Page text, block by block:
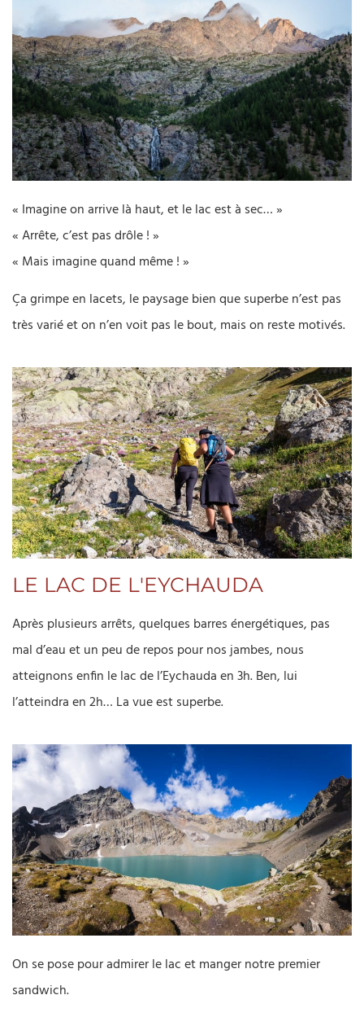
« Imagine on arrive là haut, et le lac est à sec… »
« Arrête, c’est pas drôle ! »
« Mais imagine quand même ! »
Ça grimpe en lacets, le paysage bien que superbe n’est pas
très varié et on n’en voit pas le bout, mais on reste motivés.
LE LAC DE L'EYCHAUDA
Après plusieurs arrêts, quelques barres énergétiques, pas
mal d’eau et un peu de repos pour nos jambes, nous
atteignons enfin le lac de l’Eychauda en 3h. Ben, lui
l’atteindra en 2h… La vue est superbe.
On se pose pour admirer le lac et manger notre premier
sandwich.